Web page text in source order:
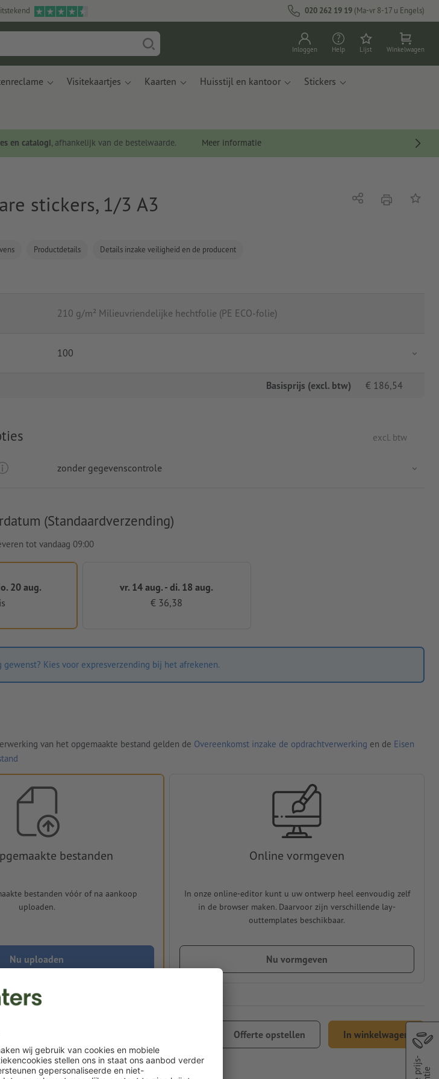
020 262 19 19 (Ma-vr 8-17 u Engels)
Inloggen Help Lijst Winkelwagen
Visitekaartjes Kaarten Huisstijl en kantoor Stickers
en catalogi, afhankelijk van de bestelwaarde. Meer informatie
stickers, 1/3 A3
Productdetails Details inzake veiligheid en de producent
Delen afdrukkenOp de
210 g/m² Milieuvriendelijke hechtfolie (PE ECO-folie)
100
Basisprijs (excl. btw) € 186,54
excl. btw
zonder gegevenscontrole
(Standaardverzending)
tot vandaag 09:00
20 aug.
vr. 14 aug. - di. 18 aug.
€ 36,38
gewenst? Kies voor expresverzending bij het afrekenen.
van het opgemaakte bestand gelden de Overeenkomst inzake de opdrachtverwerking en de Eisen
bestanden
bestanden vóór of na aankoop
uploaden.
Nu uploaden
Online vormgeven
In onze online-editor kunt u uw ontwerp heel eenvoudig zelf
in de browser maken. Daarvoor zijn verschillende lay-
outtemplates beschikbaar.
Nu vormgeven
excl. btw incl. 21% btw
Offerte opstellen In winkelwagen